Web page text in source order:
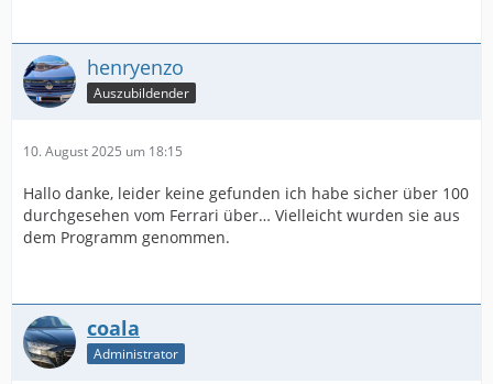
henryenzo
Auszubildender
10. August 2025 um 18:15
Hallo danke, leider keine gefunden ich habe sicher über 100
durchgesehen vom Ferrari über… Vielleicht wurden sie aus
dem Programm genommen.
coala
Administrator